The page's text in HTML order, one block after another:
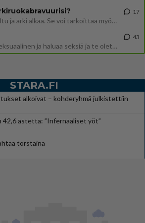
Lomat on monella lomailtu ja arki alkaa. Se voi tarkoittaa myös sitä, että grillailut on grillattu ja palataan arjen ruo
17
Miksi se että mies on seksuaalinen ja haluaa seksiä ja te olette hänen mielestänne haluttava on vastenmielistä? Mikä sii
43
STARA.FI
alkoivat – kohderyhmä julkistettiin
42,6 astetta: ”Infernaaliset yöt”
torstaina